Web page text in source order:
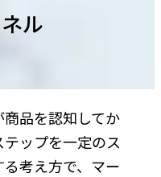
ル
商品を認知してか
ップを一定のス
考え方で、マー